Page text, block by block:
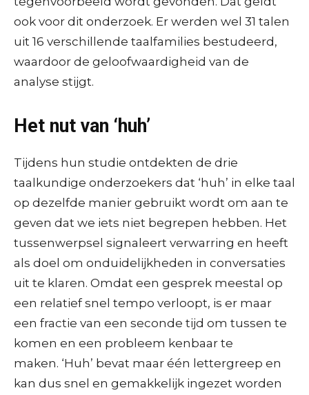
ook voor dit onderzoek. Er werden wel 31 talen
uit 16 verschillende taalfamilies bestudeerd,
waardoor de geloofwaardigheid van de
analyse stijgt.
Het nut van ‘huh’
Tijdens hun studie ontdekten de drie
taalkundige onderzoekers dat ‘huh’ in elke taal
op dezelfde manier gebruikt wordt om aan te
geven dat we iets niet begrepen hebben. Het
tussenwerpsel signaleert verwarring en heeft
als doel om onduidelijkheden in conversaties
uit te klaren. Omdat een gesprek meestal op
een relatief snel tempo verloopt, is er maar
een fractie van een seconde tijd om tussen te
komen en een probleem kenbaar te
maken. ‘Huh’ bevat maar één lettergreep en
kan dus snel en gemakkelijk ingezet worden